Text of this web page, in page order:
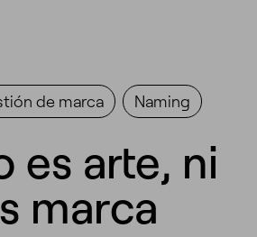
de marca Naming
es arte, ni
marca